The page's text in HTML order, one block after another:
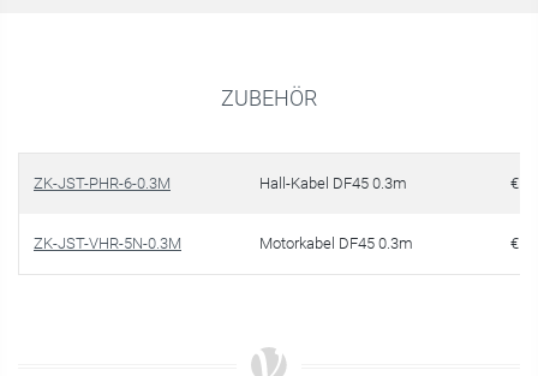
ZUBEHÖR
ZK-JST-PHR-6-0.3M Hall-Kabel DF45 0.3m €
ZK-JST-VHR-5N-0.3M Motorkabel DF45 0.3m €